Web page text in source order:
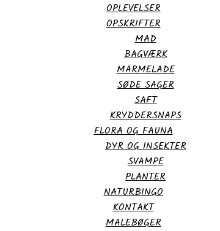
OPLEVELSER
OPSKRIFTER
MAD
BAGVÆRK
MARMELADE
SØDE SAGER
SAFT
KRYDDERSNAPS
FLORA OG FAUNA
DYR OG INSEKTER
SVAMPE
PLANTER
NATURBINGO
KONTAKT
MALEBØGER